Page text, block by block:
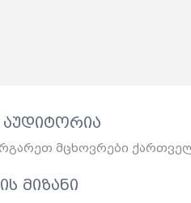
აუდიტორია
მცხოვრები
მიზანი